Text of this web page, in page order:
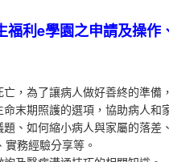
利e學園之申請及操作
，為了讓病人做好善終的準備
末期照護的選項，協助病人和
、如何縮小病人與家屬的落差
務經驗分享等。